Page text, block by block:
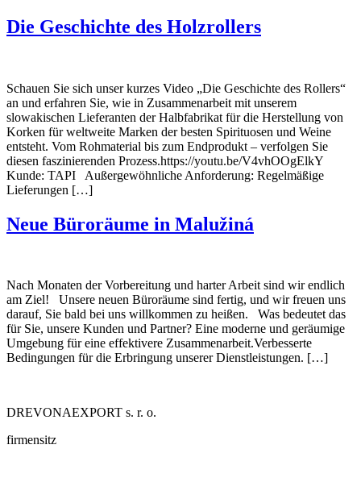
Die Geschichte des Holzrollers
Schauen Sie sich unser kurzes Video „Die Geschichte des Rollers“
an und erfahren Sie, wie in Zusammenarbeit mit unserem
slowakischen Lieferanten der Halbfabrikat für die Herstellung von
Korken für weltweite Marken der besten Spirituosen und Weine
entsteht. Vom Rohmaterial bis zum Endprodukt – verfolgen Sie
diesen faszinierenden Prozess.https://youtu.be/V4vhOOgElkY
Kunde: TAPI Außergewöhnliche Anforderung: Regelmäßige
Lieferungen […]
Neue Büroräume in Malužiná
Nach Monaten der Vorbereitung und harter Arbeit sind wir endlich
am Ziel! Unsere neuen Büroräume sind fertig, und wir freuen uns
darauf, Sie bald bei uns willkommen zu heißen. Was bedeutet das
für Sie, unsere Kunden und Partner? Eine moderne und geräumige
Umgebung für eine effektivere Zusammenarbeit.Verbesserte
Bedingungen für die Erbringung unserer Dienstleistungen. […]
DREVONAEXPORT s. r. o.
firmensitz